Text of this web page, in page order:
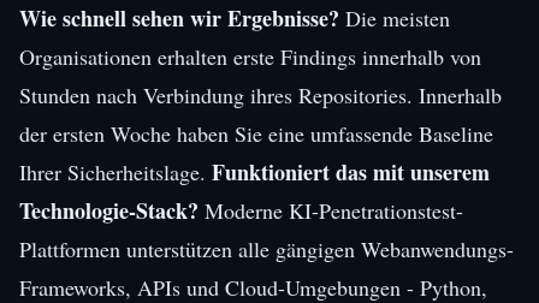
Wie schnell sehen wir Ergebnisse? Die meisten
Organisationen erhalten erste Findings innerhalb von
Stunden nach Verbindung ihres Repositories. Innerhalb
der ersten Woche haben Sie eine umfassende Baseline
Ihrer Sicherheitslage. Funktioniert das mit unserem
Technologie-Stack? Moderne KI-Penetrationstest-
Plattformen unterstützen alle gängigen Webanwendungs-
Frameworks, APIs und Cloud-Umgebungen - Python,